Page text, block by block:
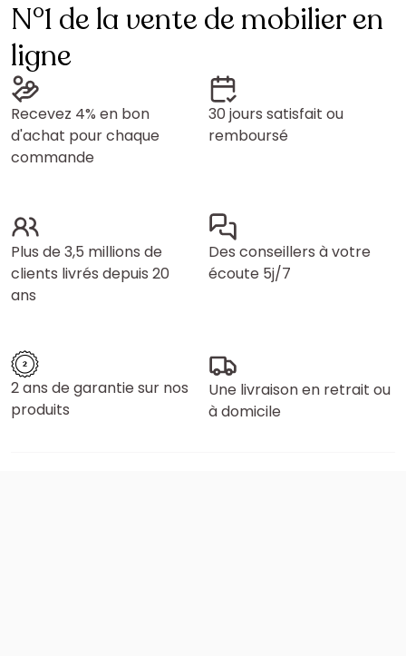
N°1 de la vente de mobilier en
ligne
Recevez 4% en bon
d'achat pour chaque
commande
30 jours satisfait ou
remboursé
Plus de 3,5 millions de
clients livrés depuis 20
ans
Des conseillers à votre
écoute 5j/7
2 ans de garantie sur nos
produits
Une livraison en retrait ou
à domicile